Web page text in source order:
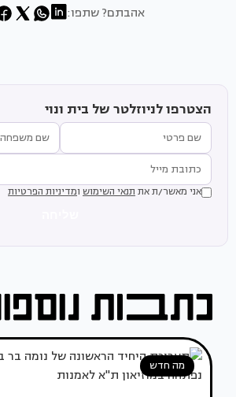
אהבתם? שתפו:
הצטרפו לניוזלטר של בית ונוי
אני מאשר/ת את תנאי השימוש ומדיניות הפרטיות
מה חדש